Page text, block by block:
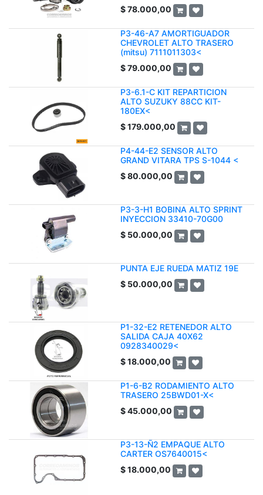
$78.000,00
P3-46-A7 AMORTIGUADOR
CHEVROLET ALTO TRASERO
(mitsu) 7111011303<
$79.000,00
P3-6.1-C KIT REPARTICION
ALTO SUZUKY 88CC KIT-
180EX<
$179.000,00
P4-44-E2 SENSOR ALTO
GRAND VITARA TPS S-1044 <
$80.000,00
P3-3-H1 BOBINA ALTO SPRINT
INYECCION 33410-70G00
$ 50.000,00
PUNTA EJE RUEDA MATIZ 19E
$ 50.000,00
P1-32-E2 RETENEDOR ALTO
SALIDA CAJA 40X62
0928340029<
$18.000,00
P1-6-B2 RODAMIENTO ALTO
TRASERO 25BWD01-X<
$45.000,00
P3-13-Ñ2 EMPAQUE ALTO
CARTER OS7640015<
$18.000,00